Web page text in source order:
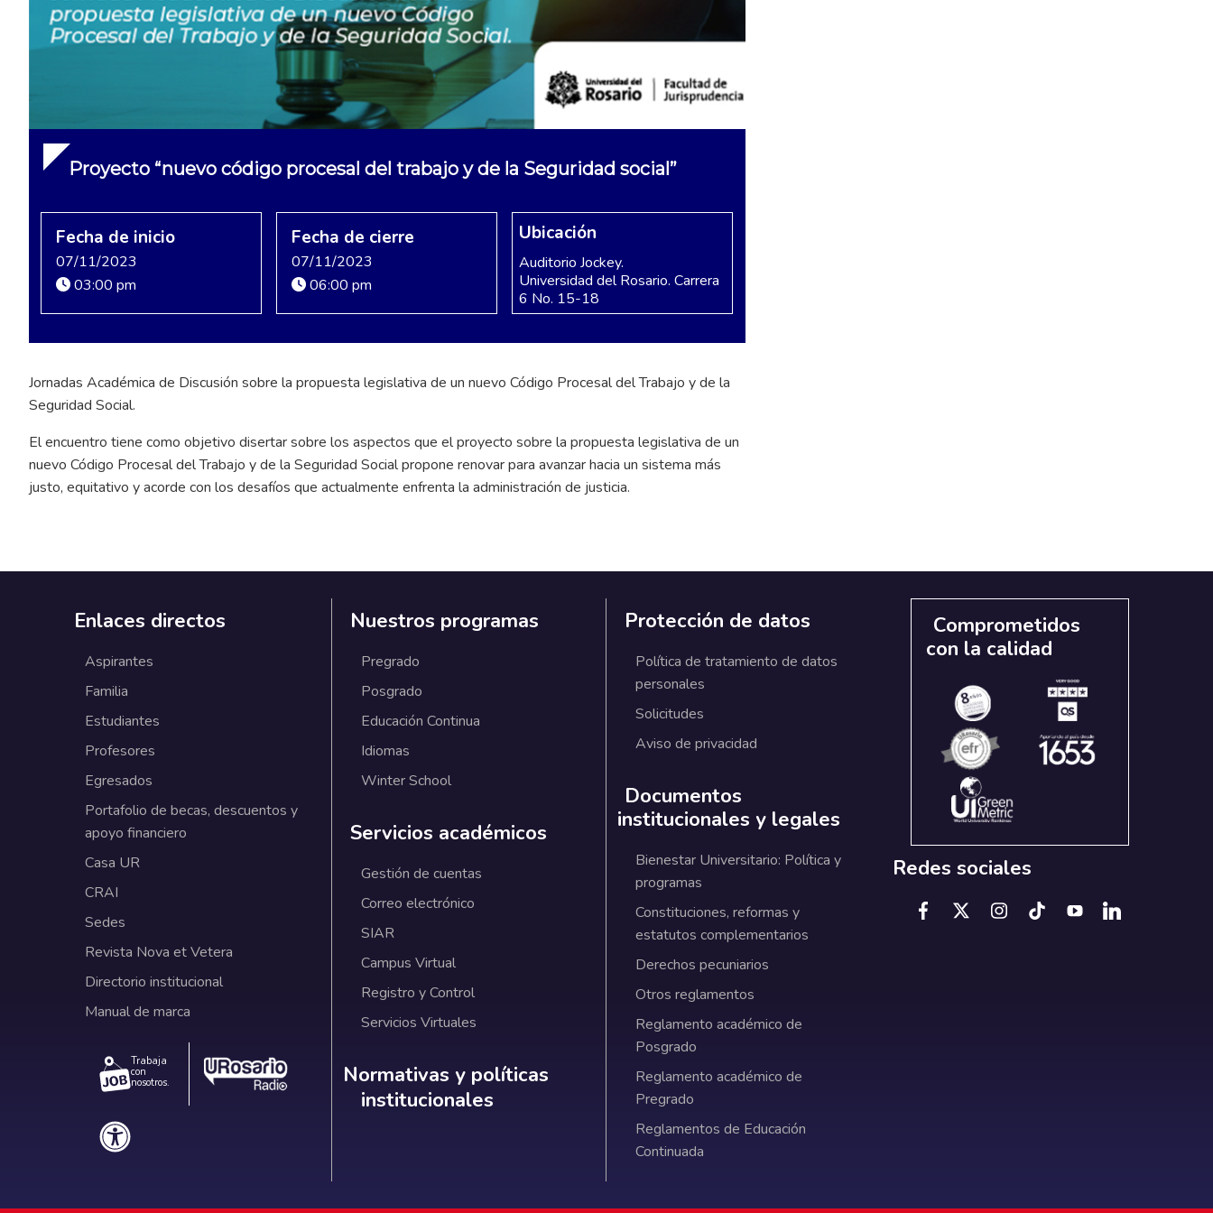
Proyecto “nuevo código procesal del trabajo y de la Seguridad social”
Fecha de inicio
07/11/2023
03:00 pm
Fecha de cierre
07/11/2023
06:00 pm
Ubicación
Auditorio Jockey.
Universidad del Rosario. Carrera
6 No. 15-18
Jornadas Académica de Discusión sobre la propuesta legislativa de un nuevo Código Procesal del Trabajo y de la
Seguridad Social.
El encuentro tiene como objetivo disertar sobre los aspectos que el proyecto sobre la propuesta legislativa de un
nuevo Código Procesal del Trabajo y de la Seguridad Social propone renovar para avanzar hacia un sistema más
justo, equitativo y acorde con los desafíos que actualmente enfrenta la administración de justicia.
Enlaces directos
Aspirantes
Familia
Estudiantes
Profesores
Egresados
Portafolio de becas, descuentos y
apoyo financiero
Casa UR
CRAI
Sedes
Revista Nova et Vetera
Directorio institucional
Manual de marca
Trabaja
con
nosotros.
Nuestros programas
Pregrado
Posgrado
Educación Continua
Idiomas
Winter School
Servicios académicos
Gestión de cuentas
Correo electrónico
SIAR
Campus Virtual
Registro y Control
Servicios Virtuales
Normativas y políticas institucionales
Normativas y políticas
institucionales
Protección de datos
Política de tratamiento de datos
personales
Solicitudes
Aviso de privacidad
Documentos
institucionales y legales
Bienestar Universitario: Política y
programas
Constituciones, reformas y
estatutos complementarios
Derechos pecuniarios
Otros reglamentos
Reglamento académico de
Posgrado
Reglamento académico de
Pregrado
Reglamentos de Educación
Continuada
Comprometidos
con la calidad
Redes sociales